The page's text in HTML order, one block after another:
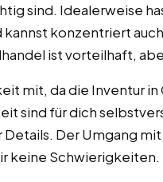
sind. Idealerweise
kannst konzentriert
ist vorteilhaft,
mit, da die Inventur
sind für dich
Details. Der Umgang
keine Schwierigkeiten.